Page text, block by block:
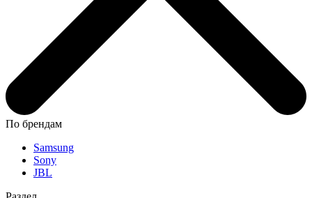
По брендам
Samsung
Sony
JBL